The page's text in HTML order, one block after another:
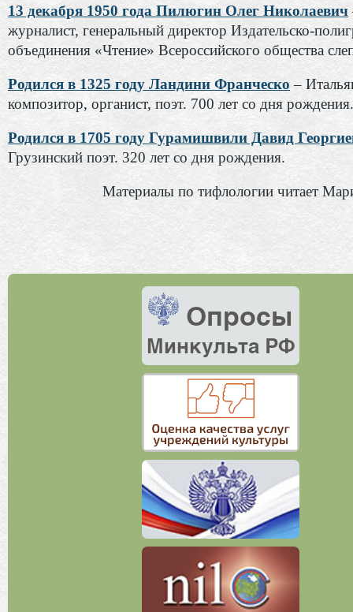
13 декабря 1950 года Пилюгин Олег Николаевич
журналист, генеральный директор Издательско-
объединения «Чтение» Всероссийского общества
Родился в 1325 году Ландини Франческо –
композитор, органист, поэт. 700 лет со дня рождения.
Родился в 1705 году Гурамишвили Давид
Грузинский поэт. 320 лет со дня рождения.
Материалы по тифлологии читает